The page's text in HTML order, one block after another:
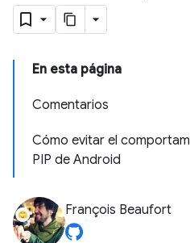
En esta página
Comentarios
Cómo evitar el
PIP de Android
François Beaufort